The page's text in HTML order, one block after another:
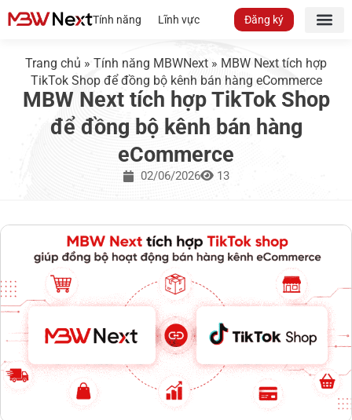
Tính năng Lĩnh vực Đăng ký
Trang chủ » Tính năng MBWNext » MBW Next tích hợp
TikTok Shop để đồng bộ kênh bán hàng eCommerce
MBW Next tích hợp TikTok Shop
để đồng bộ kênh bán hàng
eCommerce
02/06/2026 13